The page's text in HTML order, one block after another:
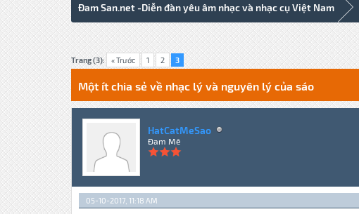
Đam San.net -Diễn đàn yêu âm nhạc và nhạc cụ Việt Nam
Trang (3): « Trước 1 2 3
0 Votes - 0 Average
1
2
3
4
5
Một ít chia sẻ về nhạc lý và nguyên lý của sáo
HatCatMeSao
Đam Mê
05-10-2017, 11:18 AM